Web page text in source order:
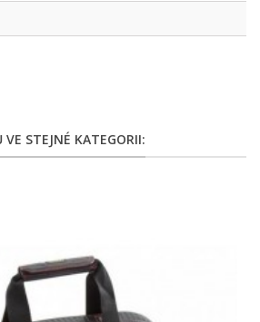
STEJNÉ KATEGORII: